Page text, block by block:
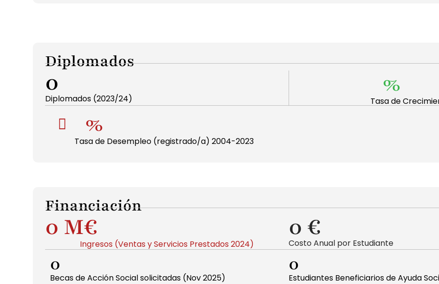
Diplomados
Diplomados (2023/24)
0 %
Tasa de
%
Tasa de Desempleo (registrado/a) 2004-2023
Financiación
Ingresos (Ventas y Servicios Prestados 2024)
0 M€
Costo Anual por Estudiante
0 €
Becas de Acción Social solicitadas (Nov 2025)
0
Estudiantes Beneficiarios de Ayuda
0